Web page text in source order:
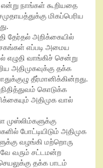
நாங்கள் கூறியதை
மிகப்பெரிய
தேர்தல் அறிக்கையில்
எப்படி அமைய
எழுதி வாங்கிச் சென்று
அதிமுகவுக்கு தக்க
தீர்மானிக்கின்றது.
கொடுக்க
அதிமுக வால்
முஸ்லிம்களுக்கு
போட்டியிடும் அதிமுக
வழங்கி மற்றொரு
வரும் சட்டமன்ற
தக்க பாடம்